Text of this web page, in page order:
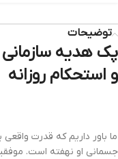
توضیحات
پک هدیه سازمانی
و استحکام روزانه
ما باور داریم که قدرت
جسمانی او نهفته است.